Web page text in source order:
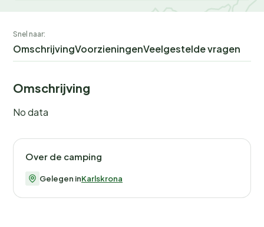
Snel naar:
OmschrijvingVoorzieningenVeelgestelde vragen
Omschrijving
No data
Over de camping
Gelegen inKarlskrona